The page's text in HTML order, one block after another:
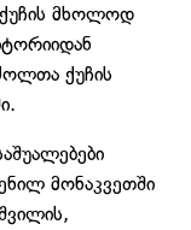
ქუჩის მხოლოდ
ქუჩის
მონაკვეთში